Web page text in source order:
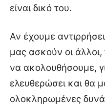
είναι δικό του.
Αν έχουμε
μας ασκούν οι
να ακολουθήσουμε,
ελευθερώσει και θα
ολοκληρωμένες